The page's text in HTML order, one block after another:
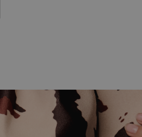
4
Deze cookie wordt gebruikt om de voorkeuren
gebruiker met betrekking tot het gebruik van
website te onthouden.